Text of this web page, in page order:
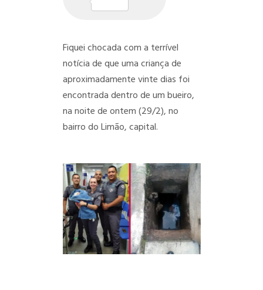
Fiquei chocada com a terrível
notícia de que uma criança de
aproximadamente vinte dias foi
encontrada dentro de um bueiro,
na noite de ontem (29/2), no
bairro do Limão, capital.